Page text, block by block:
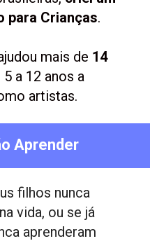
para Crianças.
mais de 14
a 12 anos a
artistas.
Aprender
filhos nunca
vida, ou se já
aprenderam